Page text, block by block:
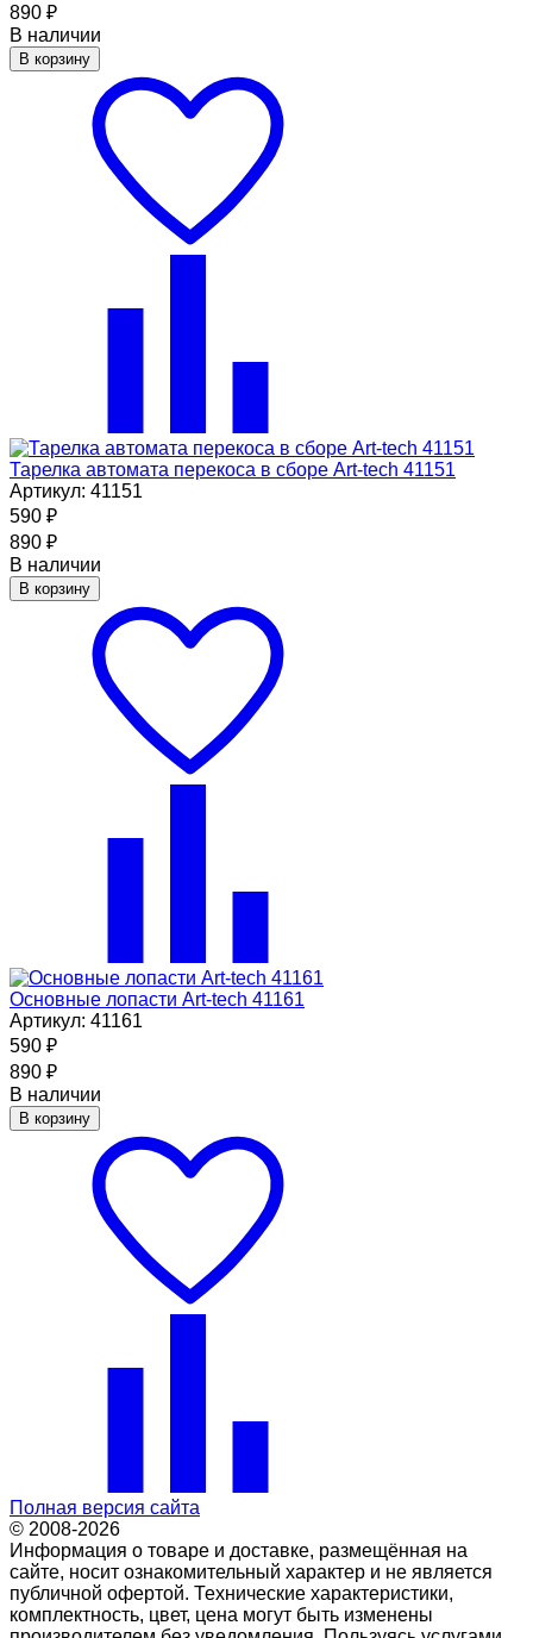
890 ₽
В наличии
В корзину
Тарелка автомата перекоса в сборе Art-tech 41151
Артикул: 41151
590 ₽
890 ₽
В наличии
В корзину
Основные лопасти Art-tech 41161
Артикул: 41161
590 ₽
890 ₽
В наличии
В корзину
Полная версия сайта
© 2008-2026
Информация о товаре и доставке, размещённая на
сайте, носит ознакомительный характер и не является
публичной офертой. Технические характеристики,
комплектность, цвет, цена могут быть изменены